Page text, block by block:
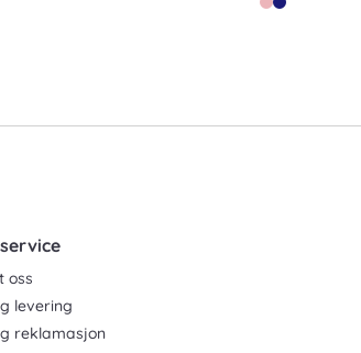
oss
levering
reklamasjon